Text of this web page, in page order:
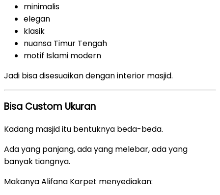
minimalis
elegan
klasik
nuansa Timur Tengah
motif Islami modern
Jadi bisa disesuaikan dengan interior masjid.
Bisa Custom Ukuran
Kadang masjid itu bentuknya beda-beda.
Ada yang panjang, ada yang melebar, ada yang
banyak tiangnya.
Makanya Alifana Karpet menyediakan: